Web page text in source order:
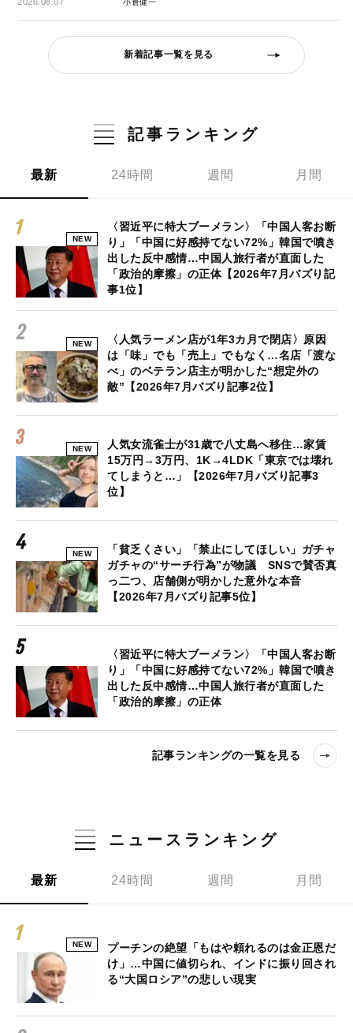
小倉健一
新着記事一覧を見る
記事ランキング
最新 24時間 週間 月間
NEW
〈習近平に特大ブーメラン〉「中国人客お断
り」「中国に好感持てない72%」韓国で噴き
出した反中感情…中国人旅行者が直面した
「政治的摩擦」の正体【2026年7月バズり記
事1位】
NEW
〈人気ラーメン店が1年3カ月で閉店〉原因
は「味」でも「売上」でもなく…名店「渡な
べ」のベテラン店主が明かした“想定外の
敵”【2026年7月バズり記事2位】
NEW
人気女流雀士が31歳で八丈島へ移住…家賃
15万円→3万円、1K→4LDK「東京では壊れ
てしまうと…」【2026年7月バズり記事3
位】
NEW
「貧乏くさい」「禁止にしてほしい」ガチャ
ガチャの“サーチ行為”が物議 SNSで賛否真
っ二つ、店舗側が明かした意外な本音
【2026年7月バズり記事5位】
〈習近平に特大ブーメラン〉「中国人客お断
り」「中国に好感持てない72%」韓国で噴き
出した反中感情…中国人旅行者が直面した
「政治的摩擦」の正体
記事ランキングの一覧を見る
ニュースランキング
最新 24時間 週間 月間
NEW
プーチンの絶望「もはや頼れるのは金正恩だ
け」…中国に値切られ、インドに振り回され
る“大国ロシア”の悲しい現実